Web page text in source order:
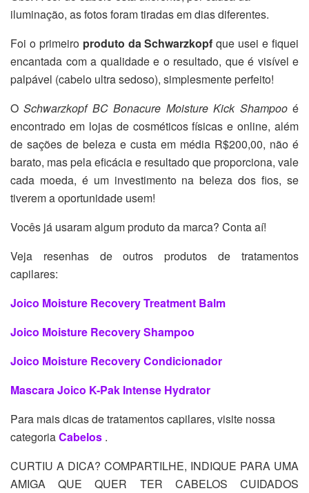
iluminação, as fotos foram tiradas em dias diferentes.
Foi o primeiroproduto da Schwarzkopf que usei e fiquei
encantada com a qualidade e o resultado, que é visível e
palpável (cabelo ultra sedoso), simplesmente perfeito!
OSchwarzkopf BC Bonacure Moisture Kick Shampooé
encontrado em lojas de cosméticos físicas e online, além
de sações de beleza e custa em média R$200,00, não é
barato, mas pela eficácia e resultado que proporciona, vale
cada moeda, é um investimento na beleza dos fios, se
tiverem a oportunidade usem!
Vocês já usaram algum produto da marca? Conta aí!
Veja resenhas de outros produtos de tratamentos
capilares:
Joico Moisture Recovery Treatment Balm
Joico Moisture Recovery Shampoo
Joico Moisture Recovery Condicionador
Mascara Joico K-Pak Intense Hydrator
Para mais dicas de tratamentos capilares, visite nossa
categoriaCabelos .
CURTIU A DICA? COMPARTILHE, INDIQUE PARA UMA
AMIGA QUE QUER TER CABELOS CUIDADOS